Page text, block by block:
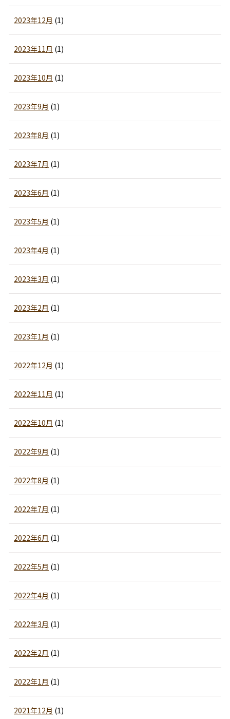
2023年12月 (1)
2023年11月 (1)
2023年10月 (1)
2023年9月 (1)
2023年8月 (1)
2023年7月 (1)
2023年6月 (1)
2023年5月 (1)
2023年4月 (1)
2023年3月 (1)
2023年2月 (1)
2023年1月 (1)
2022年12月 (1)
2022年11月 (1)
2022年10月 (1)
2022年9月 (1)
2022年8月 (1)
2022年7月 (1)
2022年6月 (1)
2022年5月 (1)
2022年4月 (1)
2022年3月 (1)
2022年2月 (1)
2022年1月 (1)
2021年12月 (1)